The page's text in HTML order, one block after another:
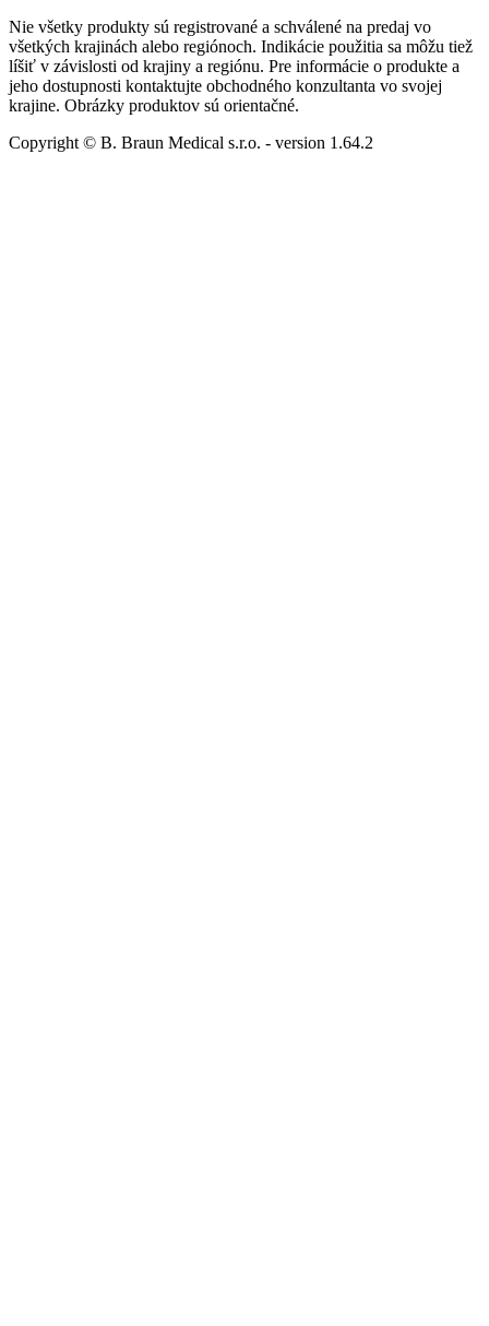
Nie všetky produkty sú registrované a schválené na predaj vo
všetkých krajinách alebo regiónoch. Indikácie použitia sa môžu tiež
líšiť v závislosti od krajiny a regiónu. Pre informácie o produkte a
jeho dostupnosti kontaktujte obchodného konzultanta vo svojej
krajine. Obrázky produktov sú orientačné.
Copyright © B. Braun Medical s.r.o. - version 1.64.2